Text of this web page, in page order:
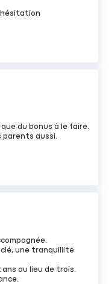
hésitation
du bonus à le faire.
parents aussi.
une tranquillité
au lieu de trois.